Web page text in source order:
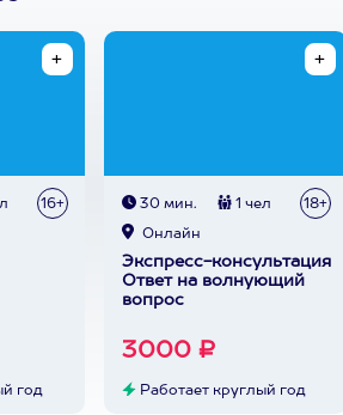
16+
год
30 мин. 1 чел 18+
Онлайн
Экспресс-консультация
Ответ на волнующий
вопрос
3000 ₽
Работает круглый год